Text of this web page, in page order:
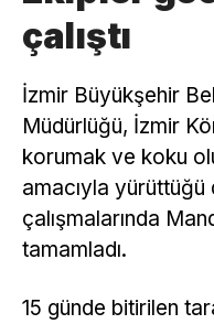
çalıştı
İzmir Büyükşehir
Müdürlüğü, İzmir
korumak ve koku
amacıyla
çalışmalarında
tamamladı.
15 günde bitirilen